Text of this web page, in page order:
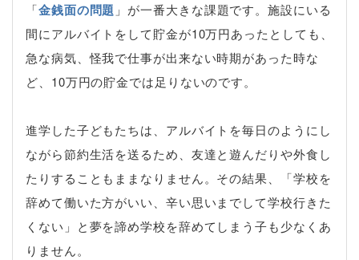
「金銭面の問題 」が一番大きな課題です。施設にいる
間にアルバイトをして貯金が10万円あったとしても、
急な病気、怪我で仕事が出来ない時期があった時な
ど、10万円の貯金では足りないのです。
進学した子どもたちは、アルバイトを毎日のようにし
ながら節約生活を送るため、友達と遊んだりや外食し
たりすることもままなりません。その結果、「学校を
辞めて働いた方がいい、辛い思いまでして学校行きた
くない」と夢を諦め学校を辞めてしまう子も少なくあ
りません。